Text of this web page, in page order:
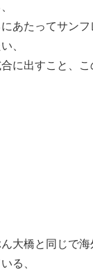
あたってサン
、
に出すこと、
大橋と同じで
る、